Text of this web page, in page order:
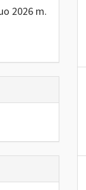
2026 m.